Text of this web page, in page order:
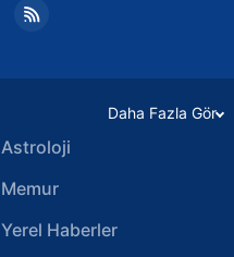
Daha Fazla Gör
Astroloji
Memur
Yerel Haberler